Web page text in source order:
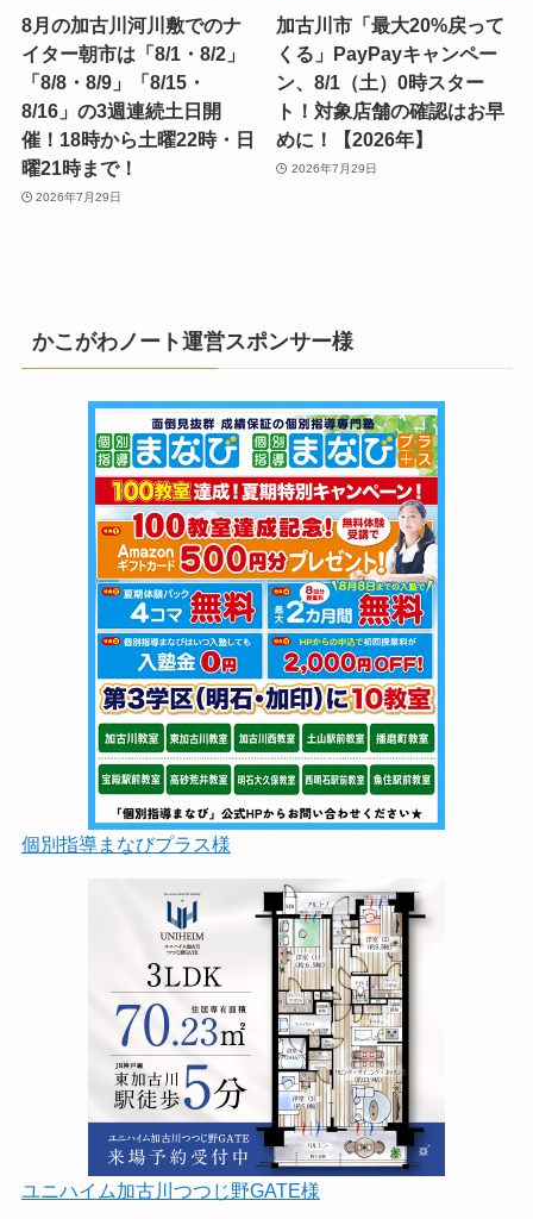
8月の加古川河川敷でのナ
イター朝市は「8/1・8/2」
「8/8・8/9」「8/15・
8/16」の3週連続土日開
催！18時から土曜22時・日
曜21時まで！
2026年7月29日
加古川市「最大20%戻って
くる」PayPayキャンペー
ン、8/1（土）0時スター
ト！対象店舗の確認はお早
めに！【2026年】
2026年7月29日
かこがわノート運営スポンサー様
個別指導まなびプラス様
ユニハイム加古川つつじ野GATE様